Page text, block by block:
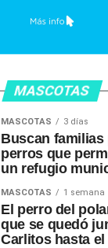
MASCOTAS
MASCOTAS 3 días
Buscan familias
perros que
un refugio
MASCOTAS 1 semana
El perro del
que se quedó
Carlitos hasta el